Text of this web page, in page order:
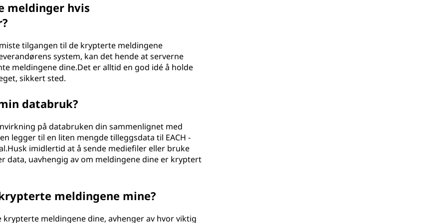
meldinger hvis
tilgangen til de krypterte meldingene
system, kan det hende at serverne
meldingene dine.Det er alltid en god idé å holde
sikkert sted.
databruk?
på databruken din sammenlignet med
legger til en liten mengde tilleggsdata til EACH -
imidlertid at å sende mediefiler eller bruke
data, uavhengig av om meldingene dine er kryptert
meldingene mine?
meldingene dine, avhenger av hvor viktig